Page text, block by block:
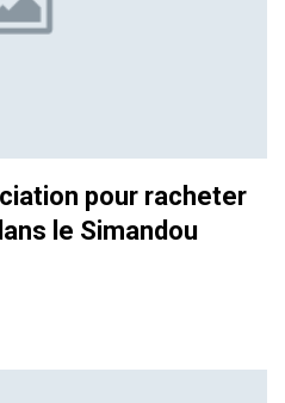
pour racheter
le Simandou